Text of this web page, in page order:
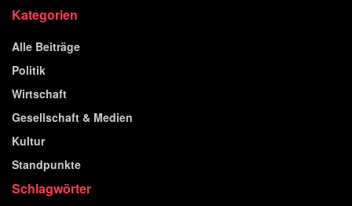
Kategorien
Alle Beiträge
Politik
Wirtschaft
Gesellschaft & Medien
Kultur
Standpunkte
Schlagwörter